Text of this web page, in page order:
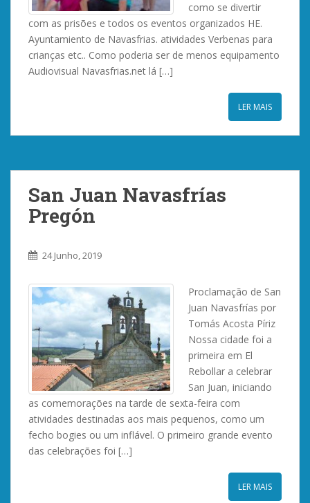
como se divertir
com as prisões e todos os eventos organizados HE.
Ayuntamiento de Navasfrias. atividades Verbenas para
crianças etc.. Como poderia ser de menos equipamento
Audiovisual Navasfrias.net lá […]
LER MAIS
San Juan Navasfrías
Pregón
24 Junho, 2019
Proclamação de San
Juan Navasfrías por
Tomás Acosta Píriz
Nossa cidade foi a
primeira em El
Rebollar a celebrar
San Juan, iniciando
as comemorações na tarde de sexta-feira com
atividades destinadas aos mais pequenos, como um
fecho bogies ou um inflável. O primeiro grande evento
das celebrações foi […]
LER MAIS